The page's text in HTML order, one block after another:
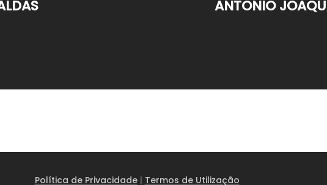
ANTONIO
Política de Privacidade| Termos de Utilização